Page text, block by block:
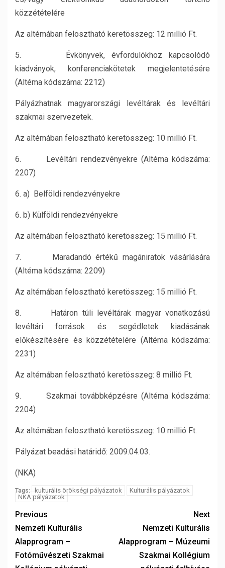
közzétételére
Az altémában felosztható keretösszeg: 12 millió Ft.
5. Évkönyvek, évfordulókhoz kapcsolódó
kiadványok, konferenciakötetek megjelentetésére
(Altéma kódszáma: 2212)
Pályázhatnak magyarországi levéltárak és levéltári
szakmai szervezetek.
Az altémában felosztható keretösszeg: 10 millió Ft.
6. Levéltári rendezvényekre (Altéma kódszáma:
2207)
6. a) Belföldi rendezvényekre
6. b) Külföldi rendezvényekre
Az altémában felosztható keretösszeg: 15 millió Ft.
7. Maradandó értékű magániratok vásárlására
(Altéma kódszáma: 2209)
Az altémában felosztható keretösszeg: 15 millió Ft.
8. Határon túli levéltárak magyar vonatkozású
levéltári források és segédletek kiadásának
előkészítésére és közzétételére (Altéma kódszáma:
2231)
Az altémában felosztható keretösszeg: 8 millió Ft.
9. Szakmai továbbképzésre (Altéma kódszáma:
2204)
Az altémában felosztható keretösszeg: 10 millió Ft.
Pályázat beadási határidő: 2009.04.03.
(NKA)
Tags: kulturális örökségi pályázatok
Kulturális pályázatok
NKA pályázatok
Previous
Nemzeti Kulturális
Alapprogram –
Fotóművészeti Szakmai
Next
Nemzeti Kulturális
Alapprogram – Múzeumi
Szakmai Kollégium